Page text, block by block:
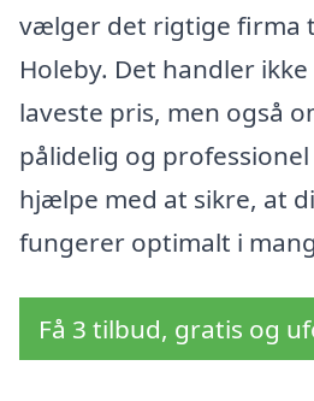
vælger det rigtige firma
Holeby. Det handler
laveste pris, men også
pålidelig og
hjælpe med at sikre, at
fungerer optimalt i
Få 3 tilbud, gratis og